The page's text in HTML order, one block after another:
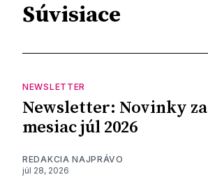
Súvisiace
NEWSLETTER
Newsletter: Novinky za
mesiac júl 2026
REDAKCIA NAJPRÁVO
júl 28, 2026